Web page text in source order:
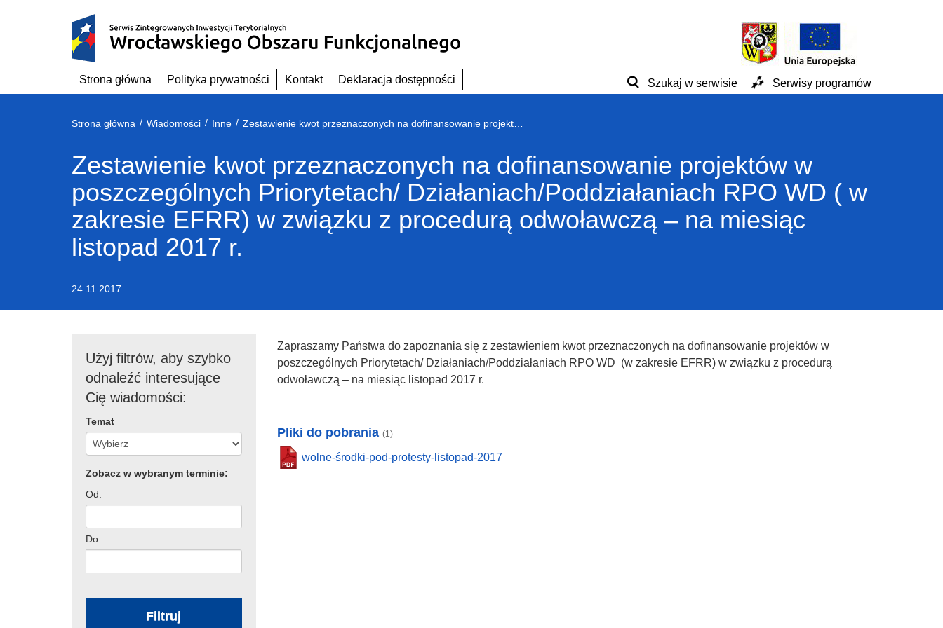
Strona główna Polityka prywatności Kontakt Deklaracja dostępności Szukaj w serwisie Serwisy programów
Strona główna / Wiadomości / Inne /
Zestawienie kwot przeznaczonych na dofinansowanie projektów w
poszczególnych Priorytetach/ Działaniach/Poddziałaniach RPO WD ( w
zakresie EFRR) w związku z procedurą odwoławczą – na miesiąc
listopad 2017 r.
24.11.2017
Użyj filtrów, aby szybko
odnaleźć interesujące
Cię wiadomości:
Temat
Zobacz w wybranym terminie:
Od:
Do:
Filtruj
Zapraszamy Państwa do zapoznania się z zestawieniem kwot przeznaczonych na dofinansowanie projektów w
poszczególnych Priorytetach/ Działaniach/Poddziałaniach RPO WD (w zakresie EFRR) w związku z procedurą
odwoławczą – na miesiąc listopad 2017 r.
Pliki do pobrania (1)
wolne-środki-pod-protesty-listopad-2017